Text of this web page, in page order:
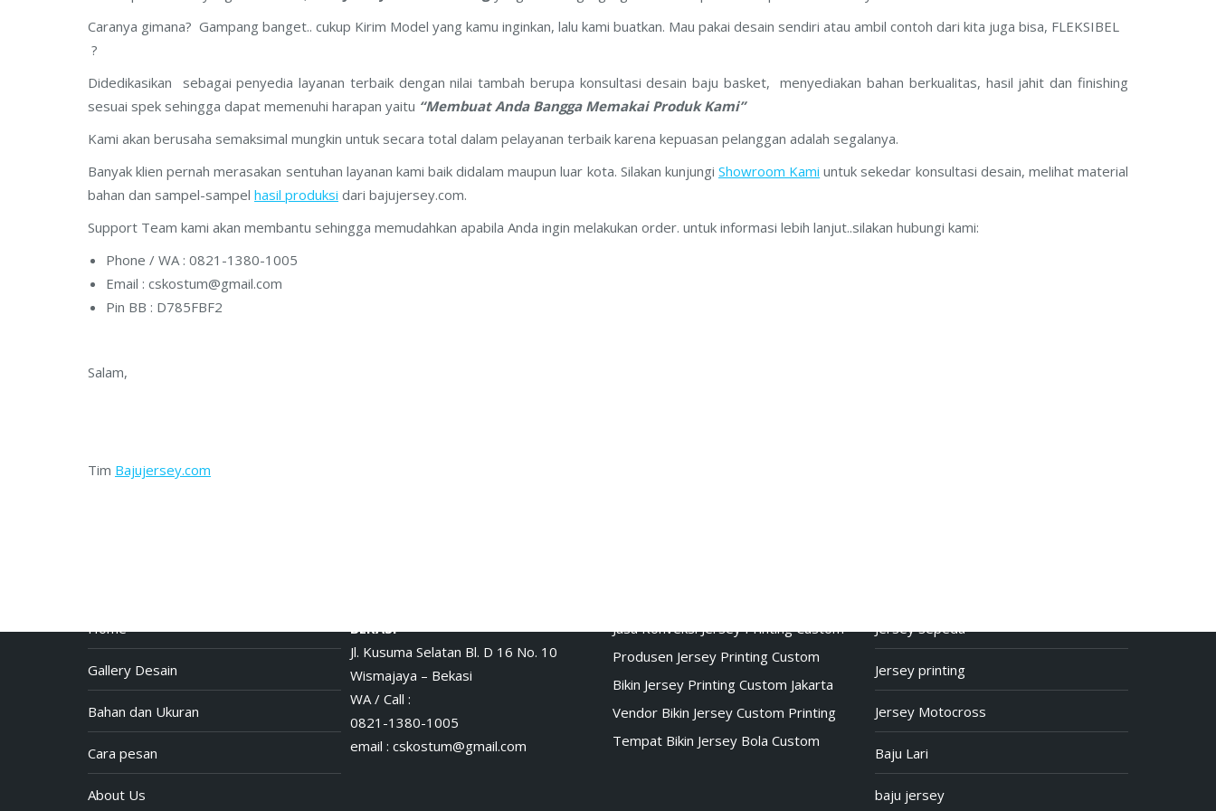
Caranya gimana? Gampang banget.. cukup Kirim Model yang kamu inginkan, lalu kami buatkan. Mau pakai desain sendiri atau ambil contoh dari kita juga bisa, FLEKSIBEL
?
Didedikasikan sebagai penyedia layanan terbaik dengan nilai tambah berupa konsultasi desain baju basket, menyediakan bahan berkualitas, hasil jahit dan finishing
sesuai spek sehingga dapat memenuhi harapan yaitu “Membuat Anda Bangga Memakai Produk Kami”
Kami akan berusaha semaksimal mungkin untuk secara total dalam pelayanan terbaik karena kepuasan pelanggan adalah segalanya.
Banyak klien pernah merasakan sentuhan layanan kami baik didalam maupun luar kota. Silakan kunjungi Showroom Kami untuk sekedar konsultasi desain, melihat material
bahan dan sampel-sampel hasil produksi dari bajujersey.com.
Support Team kami akan membantu sehingga memudahkan apabila Anda ingin melakukan order. untuk informasi lebih lanjut..silakan hubungi kami:
Phone / WA : 0821-1380-1005
Email : cskostum@gmail.com
Pin BB : D785FBF2
Salam,
Tim Bajujersey.com
Home
Gallery Desain
Bahan dan Ukuran
Cara pesan
About Us
BEKASI
Jl. Kusuma Selatan Bl. D 16 No. 10
Wismajaya – Bekasi
WA / Call :
0821-1380-1005
email : cskostum@gmail.com
Jasa Konveksi Jersey Printing Custom
Produsen Jersey Printing Custom
Bikin Jersey Printing Custom Jakarta
Vendor Bikin Jersey Custom Printing
Tempat Bikin Jersey Bola Custom
Jersey sepeda
Jersey printing
Jersey Motocross
Baju Lari
baju jersey